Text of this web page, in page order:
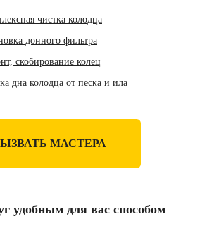
чистка колодца
донного фильтра
скобирование колец
дна колодца от песка и ила
МАСТЕРА
удобным для вас способом